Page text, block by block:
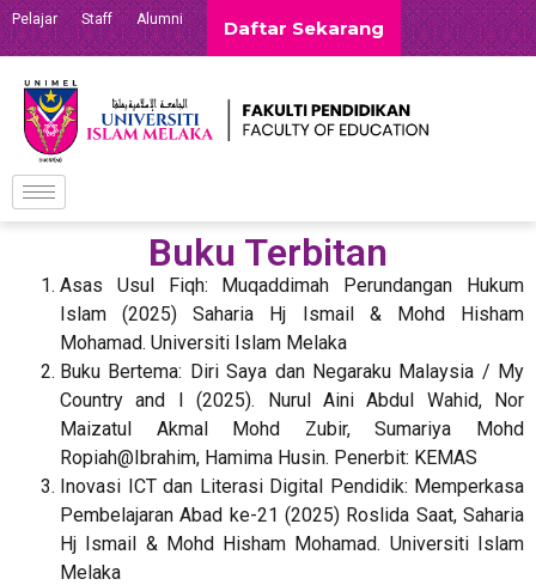
Pelajar Staff Alumni Daftar Sekarang
Buku Terbitan
Asas Usul Fiqh: Muqaddimah Perundangan Hukum
Islam (2025) Saharia Hj Ismail & Mohd Hisham
Mohamad. Universiti Islam Melaka
Buku Bertema: Diri Saya dan Negaraku Malaysia / My
Country and I (2025). Nurul Aini Abdul Wahid, Nor
Maizatul Akmal Mohd Zubir, Sumariya Mohd
Ropiah@Ibrahim, Hamima Husin. Penerbit: KEMAS
Inovasi ICT dan Literasi Digital Pendidik: Memperkasa
Pembelajaran Abad ke-21 (2025) Roslida Saat, Saharia
Hj Ismail & Mohd Hisham Mohamad. Universiti Islam
Melaka